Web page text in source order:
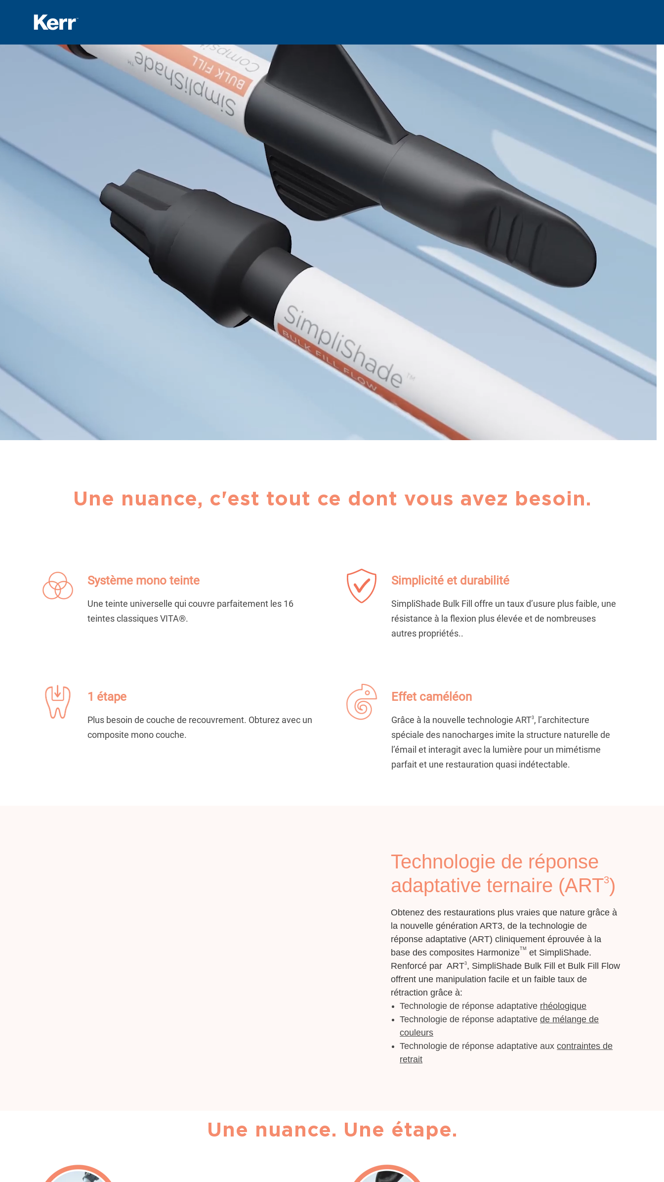
Une nuance, c'est tout ce dont vous avez besoin.
Système mono teinte
Une teinte universelle qui couvre parfaitement les 16
teintes classiques VITA®.
Simplicité et durabilité
SimpliShade Bulk Fill offre un taux d’usure plus faible, une
résistance à la flexion plus élevée et de nombreuses
autres propriétés..
1 étape
Plus besoin de couche de recouvrement. Obturez avec un
composite mono couche.
Effet caméléon
Grâce à la nouvelle technologie ART3, l’architecture
spéciale des nanocharges imite la structure naturelle de
l’émail et interagit avec la lumière pour un mimétisme
parfait et une restauration quasi indétectable.
Technologie de réponse
adaptative ternaire (ART3)
Obtenez des restaurations plus vraies que nature grâce à
la nouvelle génération ART3, de la technologie de
réponse adaptative (ART) cliniquement éprouvée à la
base des composites HarmonizeTM
et SimpliShade.
Renforcé parART3, SimpliShade Bulk Fill et Bulk Fill Flow
offrent une manipulation facile et un faible taux de
rétraction grâce à:
Technologie de réponse adaptative rhéologique
Technologie de réponse adaptativede mélange de
couleurs
Technologie de réponse adaptative auxcontraintes de
retrait
Une nuance. Une étape.